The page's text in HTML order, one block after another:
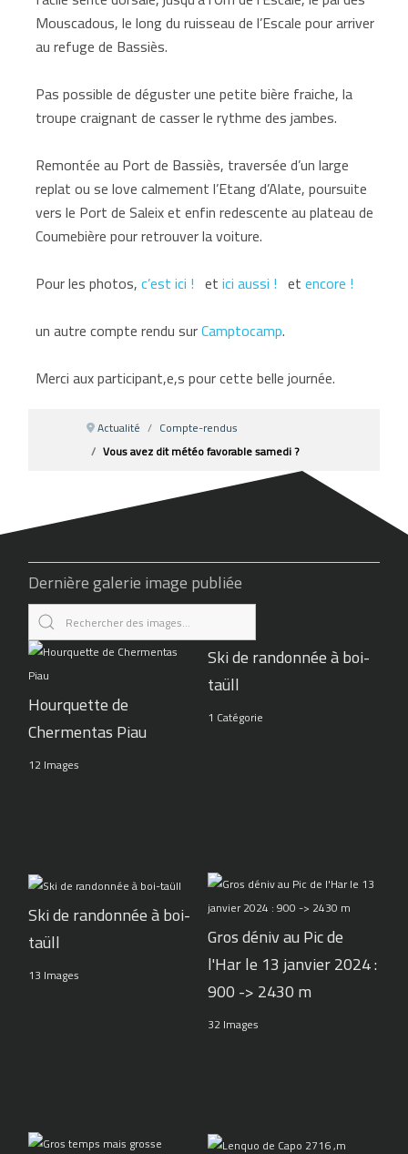
Mouscadous, le long du ruisseau de l’Escale pour arriver
au refuge de Bassiès.
Pas possible de déguster une petite bière fraiche, la
troupe craignant de casser le rythme des jambes.
Remontée au Port de Bassiès, traversée d’un large
replat ou se love calmement l’Etang d’Alate, poursuite
vers le Port de Saleix et enfin redescente au plateau de
Coumebière pour retrouver la voiture.
Pour les photos,c’est ici ! etici aussi ! etencore !
un autre compte rendu surCamptocamp.
Merci aux participant,e,s pour cette belle journée.
Actualité
Compte-rendus
Vous avez dit météo favorable samedi ?
Dernière galerie image publiée
Hourquette de
Chermentas Piau
12 Images
Ski de randonnée à boi-
taüll
1 Catégorie
Ski de randonnée à boi-
taüll
13 Images
Gros déniv au Pic de
l'Har le 13 janvier 2024 :
900 -> 2430 m
32 Images